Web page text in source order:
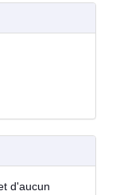
d'aucun